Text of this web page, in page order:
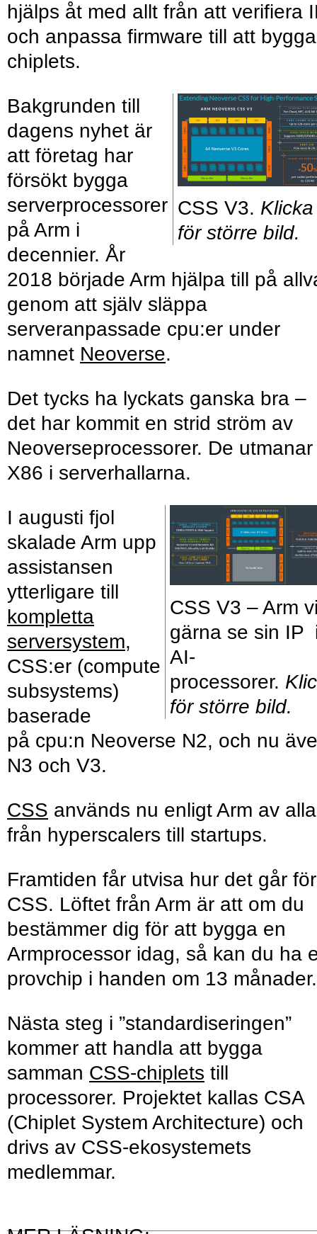
hjälps åt med allt från att verifiera
och anpassa firmware till att bygga
chiplets.
CSS V3. Klicka
för större bild.
Bakgrunden till
dagens nyhet är
att företag har
försökt bygga
serverprocessorer
på Arm i
decennier. År
2018 började Arm hjälpa till på
genom att själv släppa
serveranpassade cpu:er under
namnet Neoverse.
Det tycks ha lyckats ganska bra –
det har kommit en strid ström av
Neoverseprocessorer. De utmanar
X86 i serverhallarna.
CSS V3 – Arm
gärna se sin IP
AI-
processorer.
för större bild.
I augusti fjol
skalade Arm upp
assistansen
ytterligare till
kompletta
serversystem,
CSS:er (compute
subsystems)
baserade
på cpu:n Neoverse N2, och nu
N3 och V3.
CSS används nu enligt Arm av alla
från hyperscalers till startups.
Framtiden får utvisa hur det går för
CSS. Löftet från Arm är att om du
bestämmer dig för att bygga en
Armprocessor idag, så kan du ha
provchip i handen om 13
Nästa steg i ”standardiseringen”
kommer att handla att bygga
samman CSS-chiplets till
processorer. Projektet kallas CSA
(Chiplet System Architecture) och
drivs av CSS-ekosystemets
medlemmar.